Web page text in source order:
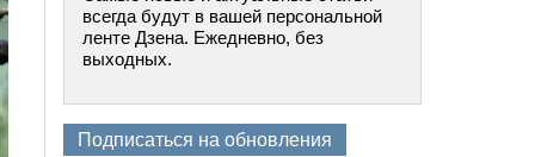
всегда будут в вашей персональной
ленте Дзена. Ежедневно, без
выходных.
Подписаться на обновления